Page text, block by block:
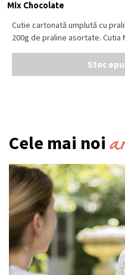
Mix Chocolate
Cutie cartonată umplută cu
200g de praline asortate. Cutia
Stoc
Cele mai noi